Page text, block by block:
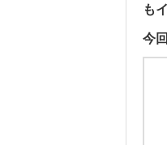
も
今